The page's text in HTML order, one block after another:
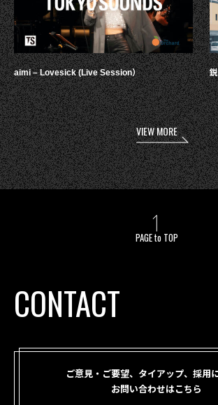
aimi – Lovesick (Live Session）
VIEW MORE
PAGE to TOP
CONTACT
ご意見・ご要望、タイアップ、採用
お問い合わせはこちら